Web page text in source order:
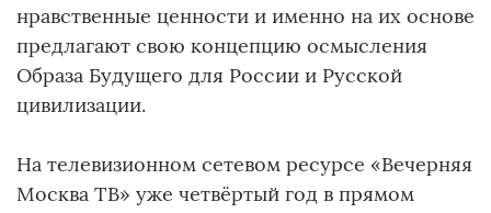
нравственные ценности и именно на их основе
предлагают свою концепцию осмысления
Образа Будущего для России и Русской
цивилизации.
На телевизионном сетевом ресурсе «Вечерняя
Москва ТВ» уже четвёртый год в прямом